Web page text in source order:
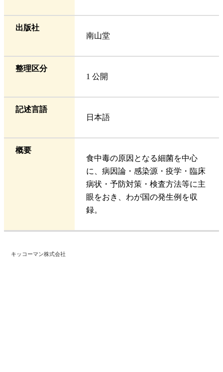
出版社
南山堂
整理区分
1 公開
記述言語
日本語
概要
食中毒の原因となる細菌を中心
に、病因論・感染源・疫学・臨床
病状・予防対策・検査方法等に主
眼をおき、わが国の発生例を収
録。
キッコーマン株式会社